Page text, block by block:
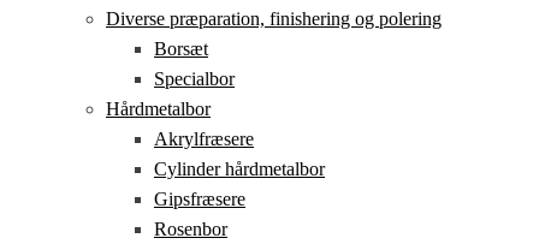
Diverse præparation, finishering og polering
Borsæt
Specialbor
Hårdmetalbor
Akrylfræsere
Cylinder hårdmetalbor
Gipsfræsere
Rosenbor